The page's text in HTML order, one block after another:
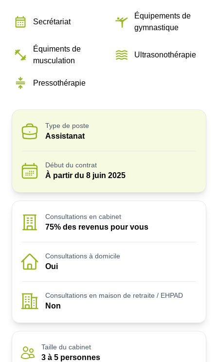
Secrétariat
Équipements de
gymnastique
Équiments de
musculation
Ultrasonothérapie
Pressothérapie
Type de poste
Assistanat
Début du contrat
À partir du 8 juin 2025
Consultations en cabinet
75% des revenus pour vous
Consultations à domicile
Oui
Consultations en maison de retraite / EHPAD
Non
Taille du cabinet
3 à 5 personnes